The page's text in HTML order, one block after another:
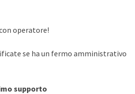
operatore!
se ha un fermo amministrativo
supporto